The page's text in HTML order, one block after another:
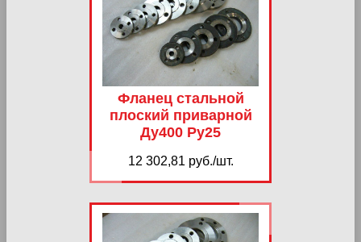
Фланец стальной
плоский приварной
Ду400 Ру25
12 302,81 руб./шт.